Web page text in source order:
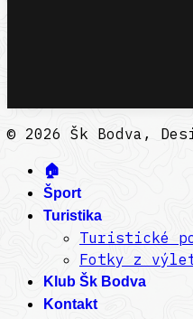
© 2026 Šk Bodva,
🏠
Šport
Turistika
Turistické
Fotky z
Klub Šk Bodva
Kontakt